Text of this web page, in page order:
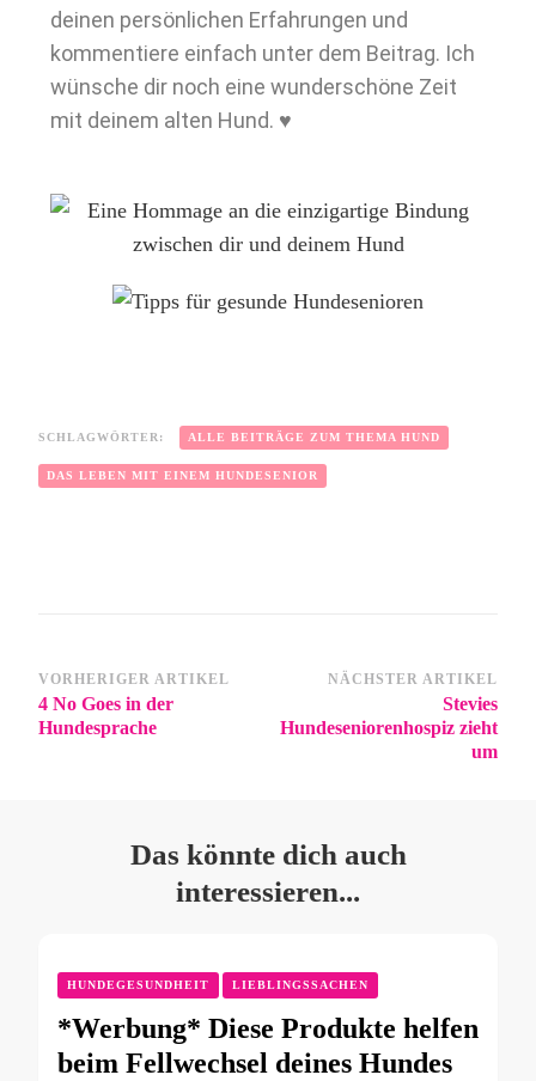
deinen persönlichen Erfahrungen und
kommentiere einfach unter dem Beitrag. Ich
wünsche dir noch eine wunderschöne Zeit
mit deinem alten Hund. ♥
SCHLAGWÖRTER: ALLE BEITRÄGE ZUM THEMA HUND
DAS LEBEN MIT EINEM HUNDESENIOR
VORHERIGER ARTIKEL
4 No Goes in der
Hundesprache
NÄCHSTER ARTIKEL
Stevies
Hundeseniorenhospiz zieht
um
Das könnte dich auch
interessieren...
HUNDEGESUNDHEIT LIEBLINGSSACHEN
*Werbung* Diese Produkte helfen
beim Fellwechsel deines Hundes